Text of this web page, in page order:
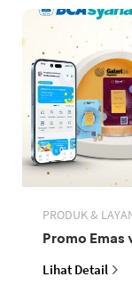
PRODUK &
Promo Emas
Lihat Detail